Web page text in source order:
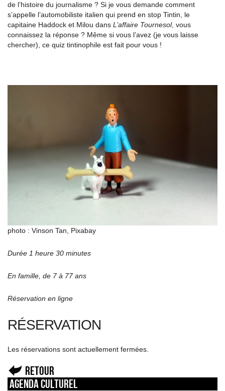
de l’histoire du journalisme ? Si je vous demande comment
s’appelle l’automobiliste italien qui prend en stop Tintin, le
capitaine Haddock et Milou dans L’affaire Tournesol, vous
connaissez la réponse ? Même si vous l’avez (je vous laisse
chercher), ce quiz tintinophile est fait pour vous !
photo : Vinson Tan, Pixabay
Durée 1 heure 30 minutes
En famille, de 7 à 77 ans
Réservation en ligne
RÉSERVATION
Les réservations sont actuellement fermées.
Retour
Agenda culturel